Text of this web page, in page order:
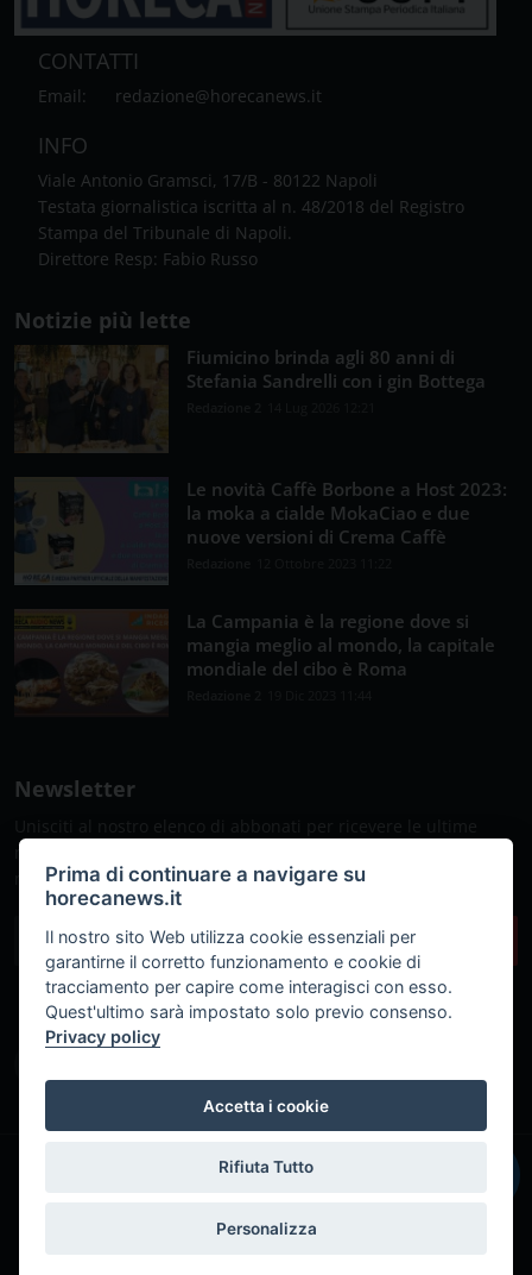
CONTATTI
Email: redazione@horecanews.it
INFO
Viale Antonio Gramsci, 17/B - 80122 Napoli
Testata giornalistica iscritta al n. 48/2018 del Registro
Stampa del Tribunale di Napoli.
Direttore Resp: Fabio Russo
Notizie più lette
Fiumicino brinda agli 80 anni di
Stefania Sandrelli con i gin Bottega
Le novità Caffè Borbone a Host 2023:
la moka a cialde MokaCiao e due
nuove versioni di Crema Caffè
La Campania è la regione dove si
mangia meglio al mondo, la capitale
mondiale del cibo è Roma
Newsletter
nella tua casella di posta
Powered byMarcomedi@
Prima di continuare a navigare su
horecanews.it
Il nostro sito Web utilizza cookie essenziali per
garantirne il corretto funzionamento e cookie di
tracciamento per capire come interagisci con esso.
Quest'ultimo sarà impostato solo previo consenso.
Privacy policy
Accetta i cookie
Rifiuta Tutto
Personalizza